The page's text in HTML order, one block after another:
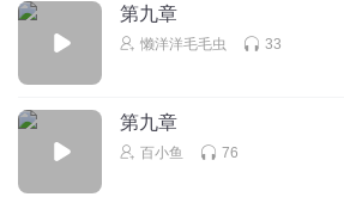
第九章
懒洋洋毛毛虫 33
第九章
百小鱼 76